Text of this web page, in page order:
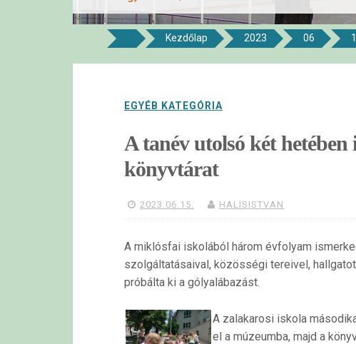
Halis István Városi
Kezdőlap 2023 06
EGYÉB KATEGÓRIA
A tanév utolsó két
könyvtárat
2023.06.15. HALISISTVAN
A miklósfai iskolából három évfolyam
szolgáltatásaival, közösségi tereivel,
próbálta ki a gólyalábazást.
A zalakarosi iskola
el a múzeumba, majd a